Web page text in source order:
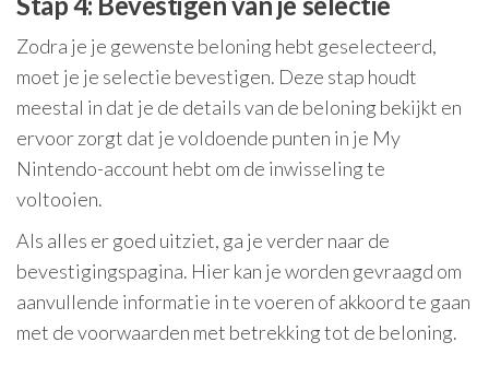
Zodra je je gewenste beloning hebt geselecteerd,
moet je je selectie bevestigen. Deze stap houdt
meestal in dat je de details van de beloning bekijkt en
ervoor zorgt dat je voldoende punten in je My
Nintendo-account hebt om de inwisseling te
voltooien.
Als alles er goed uitziet, ga je verder naar de
bevestigingspagina. Hier kan je worden gevraagd om
aanvullende informatie in te voeren of akkoord te gaan
met de voorwaarden met betrekking tot de beloning.